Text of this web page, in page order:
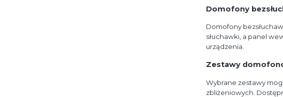
Domofony
Domofony
słuchawki, a panel
urządzenia.
Zestawy
Wybrane zestawy
zbliżeniowych.